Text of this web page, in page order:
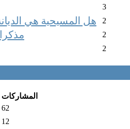
3
هل المسيحية هي 2
2
2
المشاركات
62
12